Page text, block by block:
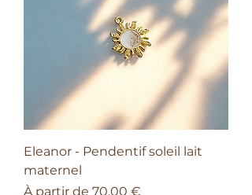
Eleanor - Pendentif soleil lait
maternel
À partir de 70,00 €
Prix promotionnel